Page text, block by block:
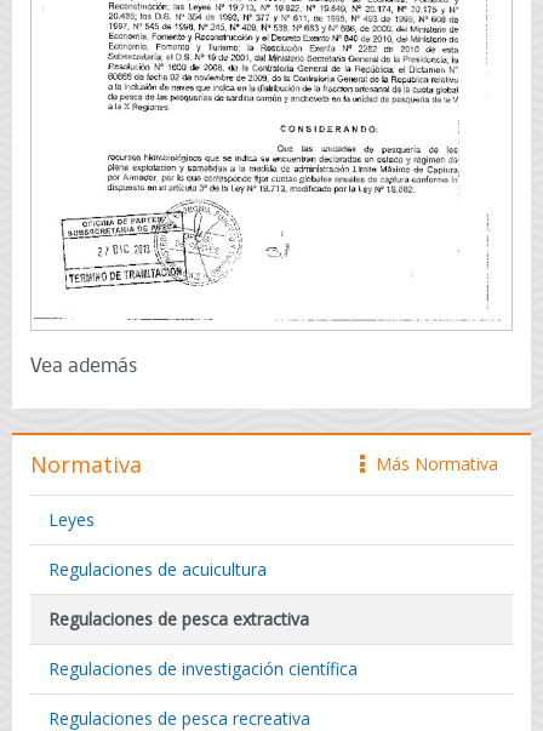
Vea además
icono
Más Normativa
Normativa
Leyes
Regulaciones de acuicultura
Regulaciones de pesca extractiva
Regulaciones de investigación científica
Regulaciones de pesca recreativa